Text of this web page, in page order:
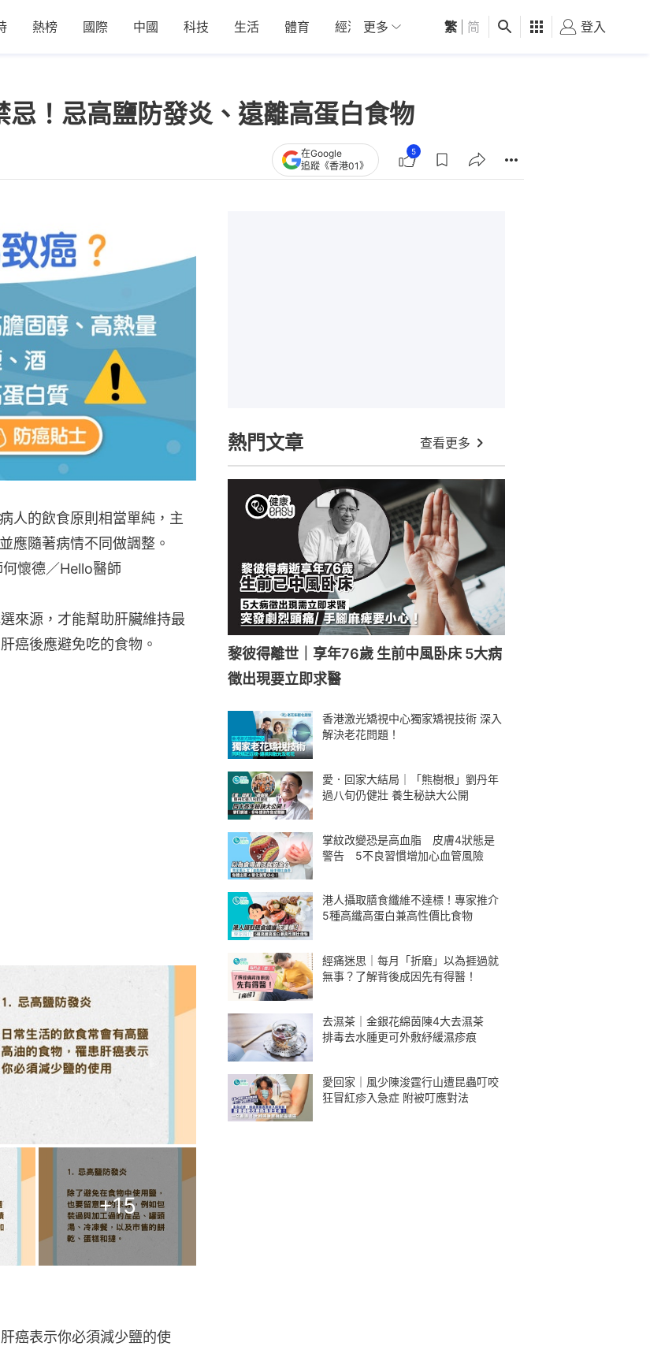
熱榜 國際 中國 科技 生活 體育 經濟 01深圳 觀點 健康 好食玩飛
更多 繁 简 登入
！忌高鹽防發炎、遠離高蛋白食物
在Google
追蹤《香港01》
5
人的飲食原則相當單純，主
應隨著病情不同做調整。
懷德／Hello醫師
來源，才能幫助肝臟維持最
癌後應避免吃的食物。
+15
癌表示你必須減少鹽的使
熱門文章 查看更多
黎彼得離世｜享年76歲 生前中風卧床 5大病
徵出現要立即求醫
香港激光矯視中心獨家矯視技術 深入
解決老花問題！
愛．回家大結局｜「熊樹根」劉丹年
過八旬仍健壯 養生秘訣大公開
掌紋改變恐是高血脂 皮膚4狀態是
警告 5不良習慣增加心血管風險
港人攝取膳食纖維不達標！專家推介
5種高纖高蛋白兼高性價比食物
經痛迷思｜每月「折磨」以為捱過就
無事？了解背後成因先有得醫！
去濕茶｜金銀花綿茵陳4大去濕茶
排毒去水腫更可外敷紓緩濕疹痕
愛回家｜風少陳浚霆行山遭昆蟲叮咬
狂冒紅疹入急症 附被叮應對法